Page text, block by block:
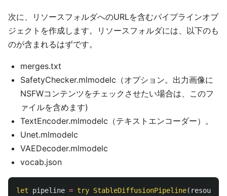
次に、リソースフォルダへのURLを含むパイプラインオブ
ジェクトを作成します。リソースフォルダには、以下のも
のが含まれるはずです。
merges.txt
SafetyChecker.mlmodelc（オプション。出力画像に
NSFWコンテンツをチェックさせたい場合は、このフ
ァイルを含めます)
TextEncoder.mlmodelc（テキストエンコーダー）。
Unet.mlmodelc
VAEDecoder.mlmodelc
vocab.json
let pipeline = try StableDiffusionPipeline(